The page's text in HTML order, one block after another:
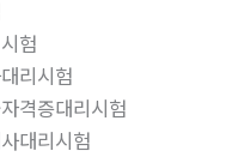
험
리시험
격증대리시험
대리시험